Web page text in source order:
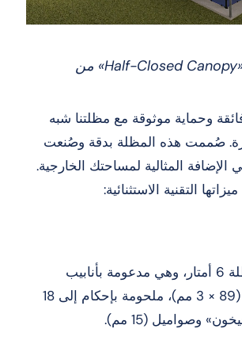
مرحبًا بكم في «Half-Closed Canopy» من
وحماية موثوقة مع مظلتنا شبه
صُممت هذه المظلة بدقة وصُنعت
الإضافة المثالية لمساحتك الخارجية.
التقنية الاستثنائية:
يبلغ ارتفاع المظلة 6 أمتار، وهي مدعومة بأنابيب
عمودية متوازية (89 × 3 مم)، ملحومة بإحكام إلى 18
وصواميل (15 مم).